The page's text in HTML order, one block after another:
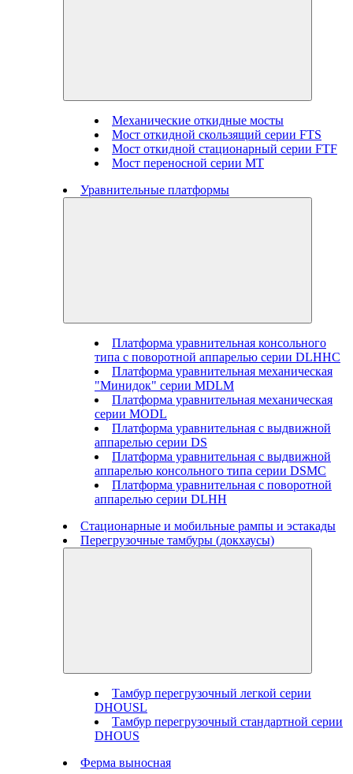
Механические откидные мосты
Мост откидной скользящий серии FTS
Мост откидной стационарный серии FTF
Мост переносной серии MT
Уравнительные платформы
Платформа уравнительная консольного
типа с поворотной аппарелью серии DLHHC
Платформа уравнительная механическая
"Минидок" серии MDLM
Платформа уравнительная механическая
серии MODL
Платформа уравнительная с выдвижной
аппарелью серии DS
Платформа уравнительная с выдвижной
аппарелью консольного типа серии DSMC
Платформа уравнительная с поворотной
аппарелью серии DLHH
Стационарные и мобильные рампы и эстакады
Перегрузочные тамбуры (докхаусы)
Тамбур перегрузочный легкой серии
DHOUSL
Тамбур перегрузочный стандартной серии
DHOUS
Ферма выносная